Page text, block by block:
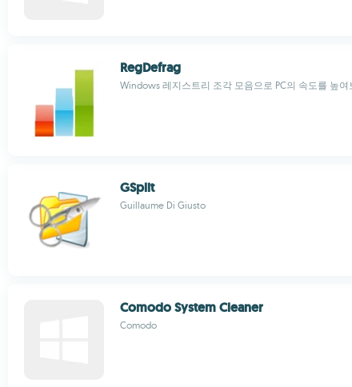
RegDefrag
Windows 레지스트리 조각 모음으로 PC의 속도를 높여
GSplit
Guillaume Di Giusto
Comodo System Cleaner
Comodo